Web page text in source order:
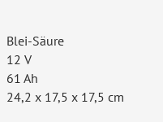
Blei-Säure
12 V
61 Ah
24,2 x 17,5 x 17,5 cm